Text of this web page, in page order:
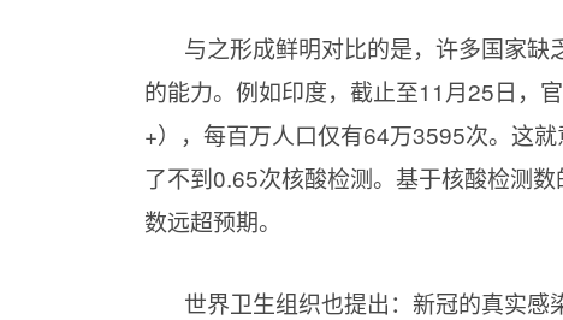
与之形成鲜明对比的是，许多国家
的能力。例如印度，截止至11月25日，
+），每百万人口仅有64万3595次。这
了不到0.65次核酸检测。基于核酸检测
数远超预期。
世界卫生组织也提出：新冠的真实